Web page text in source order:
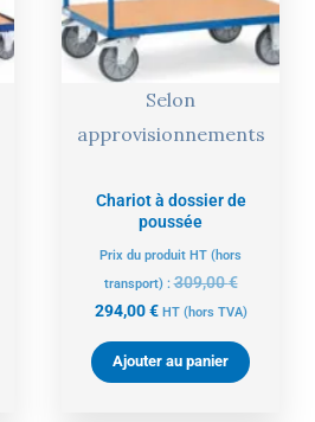
Selon
approvisionnements
Chariot à dossier de
poussée
Prix du produit HT (hors
transport) :309,00€
294,00€ HT (hors TVA)
Ajouter au panier